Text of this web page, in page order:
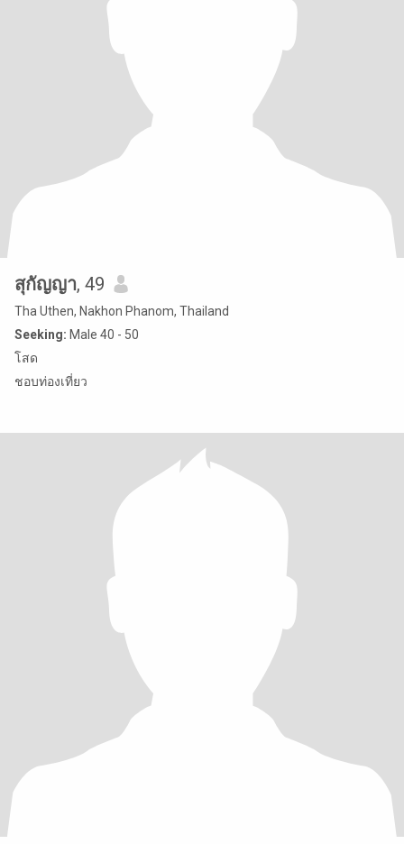
สุกัญญา, 49
Tha Uthen, Nakhon Phanom, Thailand
Seeking: Male 40 - 50
โสด
ชอบท่องเที่ยว